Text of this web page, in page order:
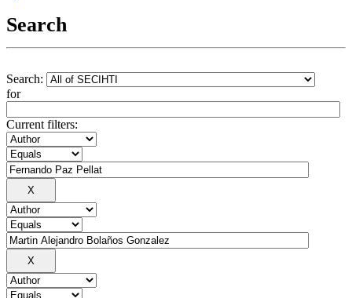
Search
Search:
for
Current filters: